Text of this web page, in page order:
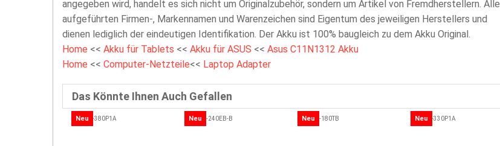
angegeben wird, handelt es sich nicht um Originalzubehör, sondern um Artikel von Fremdherstellern. Alle
aufgeführten Firmen-, Markennamen und Warenzeichen sind Eigentum des jeweiligen Herstellers und
dienen lediglich der eindeutigen Identifikation. Der Akku ist 100% baugleich zu dem Akku Original.
Home << Akku für Tablets << Akku für ASUS << Asus C11N1312 Akku
Home << Computer-Netzteile<< Laptop Adapter
Das Könnte Ihnen Auch Gefallen
Neu Neu Neu Neu